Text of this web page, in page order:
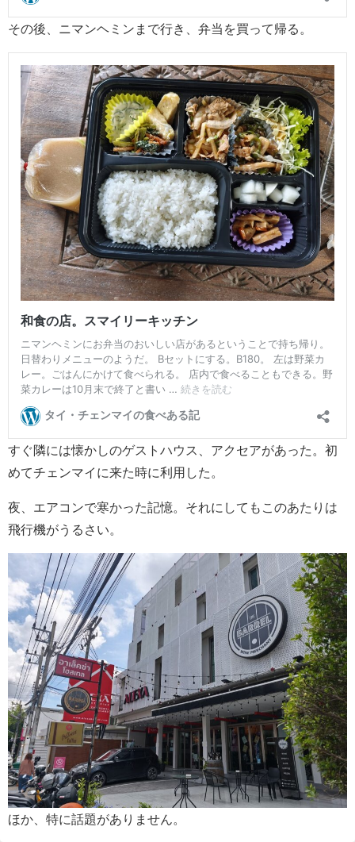
その後、ニマンヘミンまで行き、弁当を買って帰る。
すぐ隣には懐かしのゲストハウス、アクセアがあった。初
めてチェンマイに来た時に利用した。
夜、エアコンで寒かった記憶。それにしてもこのあたりは
飛行機がうるさい。
ほか、特に話題がありません。